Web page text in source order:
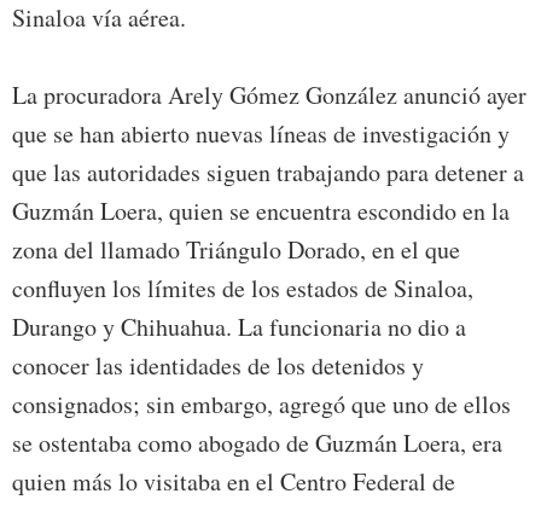
Sinaloa vía aérea.
La procuradora Arely Gómez González anunció ayer
que se han abierto nuevas líneas de investigación y
que las autoridades siguen trabajando para detener a
Guzmán Loera, quien se encuentra escondido en la
zona del llamado Triángulo Dorado, en el que
confluyen los límites de los estados de Sinaloa,
Durango y Chihuahua. La funcionaria no dio a
conocer las identidades de los detenidos y
consignados; sin embargo, agregó que uno de ellos
se ostentaba como abogado de Guzmán Loera, era
quien más lo visitaba en el Centro Federal de